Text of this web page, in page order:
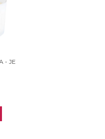
- JE